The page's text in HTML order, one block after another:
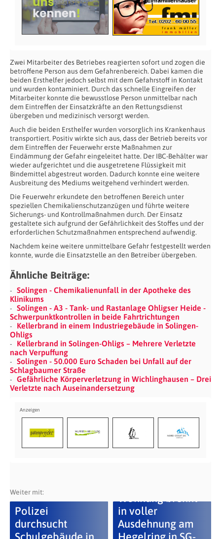
Zwei Mitarbeiter des Betriebes reagierten sofort und zogen die
betroffene Person aus dem Gefahrenbereich. Dabei kamen die
beiden Ersthelfer jedoch selbst mit dem Gefahrstoff in Kontakt
und wurden kontaminiert. Durch das schnelle Eingreifen der
Mitarbeiter konnte die bewusstlose Person unmittelbar nach
dem Eintreffen der Einsatzkräfte an den Rettungsdienst
übergeben und medizinisch versorgt werden.
Auch die beiden Ersthelfer wurden vorsorglich ins Krankenhaus
transportiert. Positiv wirkte sich aus, dass der Betrieb bereits vor
dem Eintreffen der Feuerwehr erste Maßnahmen zur
Eindämmung der Gefahr eingeleitet hatte. Der IBC-Behälter war
wieder aufgerichtet und die ausgetretene Flüssigkeit mit
Bindemittel abgestreut worden. Dadurch konnte eine weitere
Ausbreitung des Mediums weitgehend verhindert werden.
Die Feuerwehr erkundete den betroffenen Bereich unter
speziellen Chemikalienschutzanzügen und führte weitere
Sicherungs- und Kontrollmaßnahmen durch. Der Einsatz
gestaltete sich aufgrund der Gefährlichkeit des Stoffes und der
erforderlichen Schutzmaßnahmen entsprechend aufwendig.
Nachdem keine weitere unmittelbare Gefahr festgestellt werden
konnte, wurde die Einsatzstelle an den Betreiber übergeben.
Ähnliche Beiträge:
Solingen - Chemikalienunfall in der Apotheke des
Klinikums
Solingen - A3 - Tank- und Rastanlage Ohligser Heide -
Schwerpunktkontrollen in beide Fahrtrichtungen
Kellerbrand in einem Industriegebäude in Solingen-
Ohligs
Kellerbrand in Solingen-Ohligs – Mehrere Verletzte
nach Verpuffung
Solingen - 50.000 Euro Schaden bei Unfall auf der
Schlagbaumer Straße
Gefährliche Körperverletzung in Wichlinghausen – Drei
Verletzte nach Auseinandersetzung
Weiter mit:
Polizei
durchsucht
Wohnung brennt
in voller
Ausdehnung am